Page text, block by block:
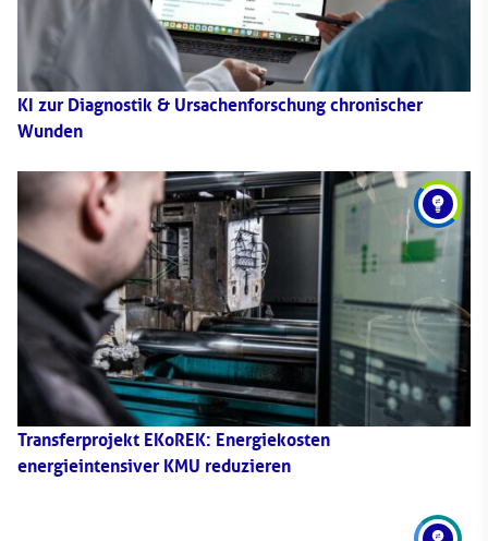
KI zur Diagnostik & Ursachenforschung chronischer
Wunden
Transferprojekt EKoREK: Energiekosten
energieintensiver KMU reduzieren